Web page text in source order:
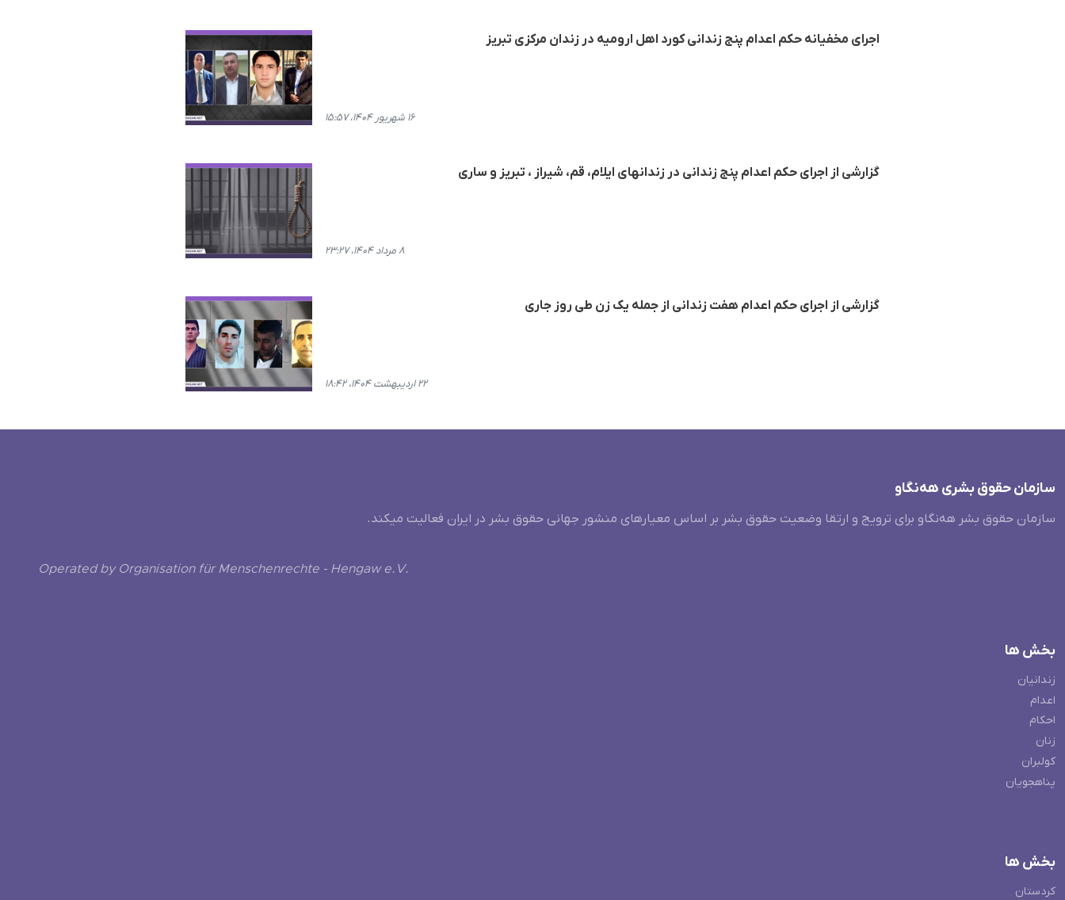
اجرای مخفیانه حکم اعدام پنج زندانی کورد اهل ارومیه در زندان مرکزی تبریز
۱۶ شهریور ۱۴۰۴، ۱۵:۵۷
گزارشی از اجرای حکم اعدام پنج زندانی در زندانهای ایلام، قم، شیراز ، تبریز و ساری
۸ مرداد ۱۴۰۴، ۲۳:۲۷
گزارشی از اجرای حکم اعدام هفت زندانی از جمله یک زن طی روز جاری
۲۲ اردیبهشت ۱۴۰۴، ۱۸:۴۲
سازمان حقوق بشری هەنگاو
سازمان حقوق بشر هه‌نگاو برای ترویج و ارتقا وضعیت حقوق بشر بر اساس معیارهای منشور جهانی حقوق بشر در ایران فعالیت میکند.
Operated by Organisation für Menschenrechte - Hengaw e.V.
بخش ها
زندانیان
اعدام
احکام
زنان
کولبران
پناهجویان
بخش ها
کردستان